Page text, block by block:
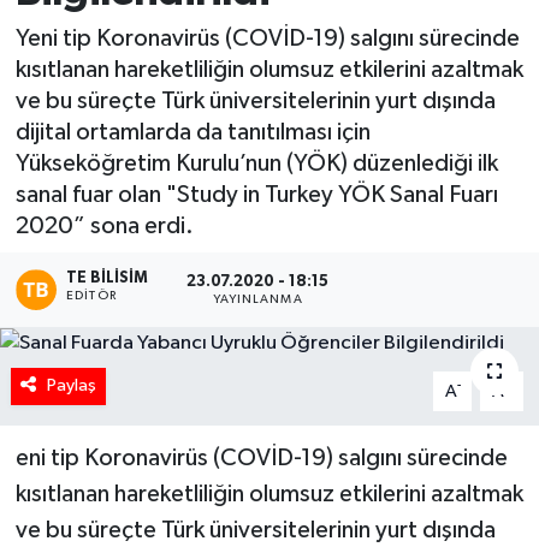
Yeni tip Koronavirüs (COVİD-19) salgını sürecinde
kısıtlanan hareketliliğin olumsuz etkilerini azaltmak
ve bu süreçte Türk üniversitelerinin yurt dışında
dijital ortamlarda da tanıtılması için
Yükseköğretim Kurulu’nun (YÖK) düzenlediği ilk
sanal fuar olan "Study in Turkey YÖK Sanal Fuarı
2020” sona erdi.
TE BILISIM
EDITÖR
23.07.2020 - 18:15
YAYINLANMA
Paylaş A- A
eni tip Koronavirüs (COVİD-19) salgını sürecinde
kısıtlanan hareketliliğin olumsuz etkilerini azaltmak
ve bu süreçte Türk üniversitelerinin yurt dışında
Son Dakika Haberleri
Haber Arşivi